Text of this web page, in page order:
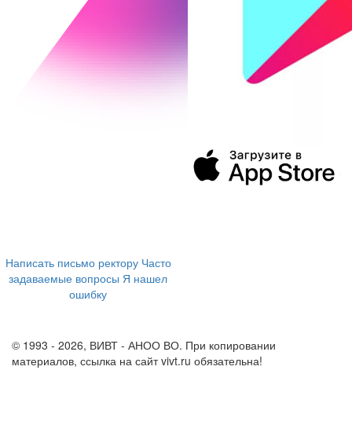
Написать письмо ректору Часто
задаваемые вопросы Я нашел
ошибку
© 1993 - 2026, ВИВТ - АНОО ВО. При копировании
материалов, ссылка на сайт vivt.ru обязательна!